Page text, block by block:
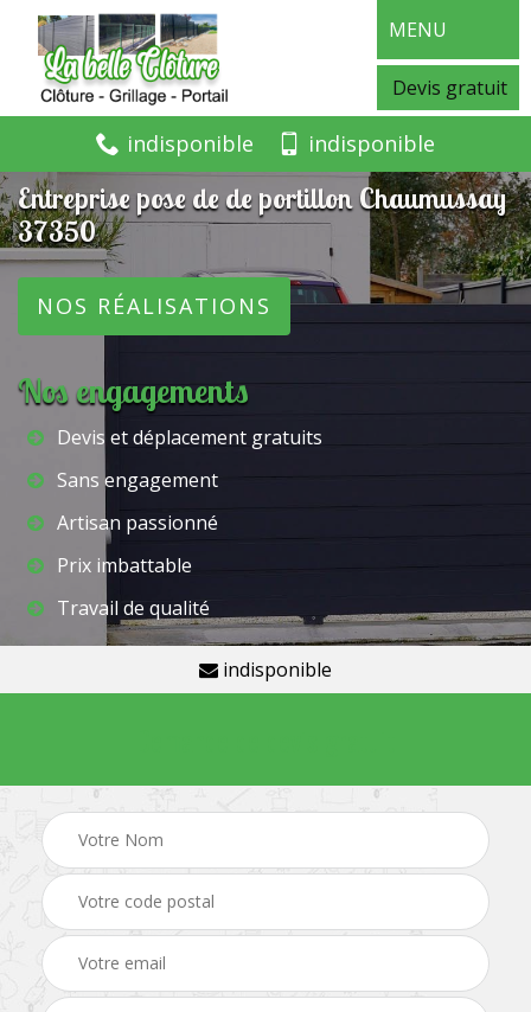
MENU
Devis gratuit
indisponible indisponible
Entreprise pose de de portillon Chaumussay
37350
NOS RÉALISATIONS
Nos engagements
Devis et déplacement gratuits
Sans engagement
Artisan passionné
Prix imbattable
Travail de qualité
indisponible